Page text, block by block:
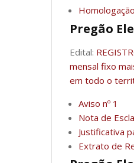
Homologação
Pregão
Edital:
mensal fixo
em todo o
Aviso nº 1
Nota de
Justificativa
Extrato de